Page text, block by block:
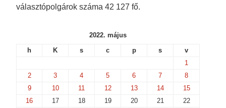
választópolgárok száma 42 127 fő.
2022. május
h
K s c p s
v
1
2
3 4 5 6 7
8
9
10 11 12 13 14
15
16
17 18 19 20 21
22